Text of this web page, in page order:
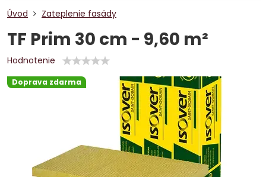
Doprava zdarma
Úvod Zateplenie fasády
TF Prim 30 cm - 9,60 m²
Hodnotenie